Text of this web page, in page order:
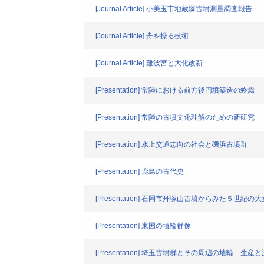
[Journal Article] 小美玉市地蔵塚古墳測量調査報告
[Journal Article] 舟を操る技術
[Journal Article] 難波宮と大化改新
[Presentation] 常陸における前方後円墳築造の終焉
[Presentation] 常陸の古墳文化理解のための新研究
[Presentation] 水上交通志向の社会と磯浜古墳群
[Presentation] 鹿島の古代史
[Presentation] 石岡市舟塚山古墳からみた５世紀の大
[Presentation] 東国の埴輪群像
[Presentation] 埼玉古墳群とその周辺の埴輪－生産と